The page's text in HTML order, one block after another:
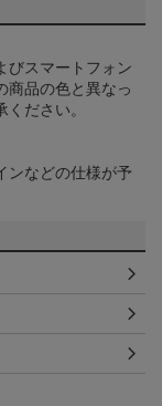
びスマートフォン
商品の色と異なっ
ださい。
ンなどの仕様が予